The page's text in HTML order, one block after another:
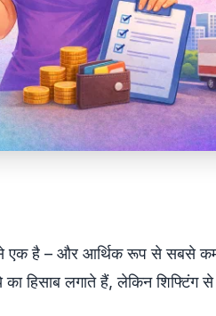
एक है – और आर्थिक रूप से सबसे कम
हिसाब लगाते हैं, लेकिन शिफ्टिंग